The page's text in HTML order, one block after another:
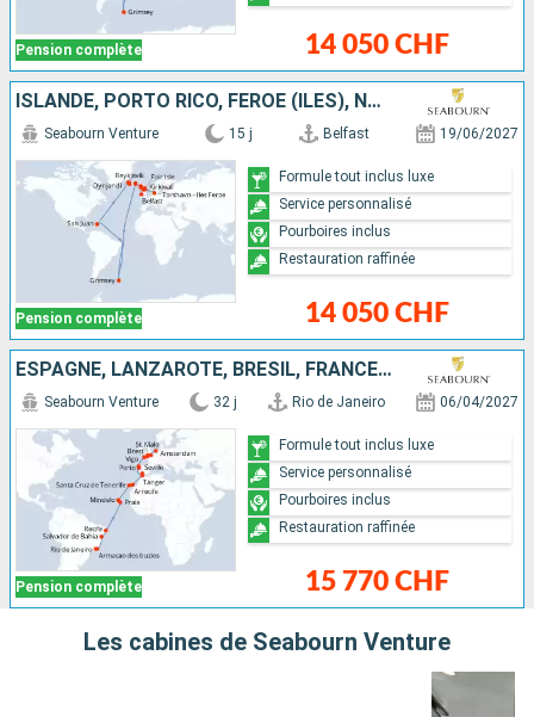
Pension complète 14 050 CHF
ISLANDE, PORTO RICO, FÉROÉ (ÎLES), NORVÈGE, ROYAUME-UNI, IRLANDE, DANEMARK
Pension complète
Seabourn Venture 15 j Belfast 19/06/2027
14 050 CHF
Formule tout inclus luxe
Service personnalisé
Pourboires inclus
Restauration raffinée
ESPAGNE, LANZAROTE, BRÉSIL, FRANCE, MAROC, TENERIFE, PORTUGAL, CAP-VERT, PAYS-BAS
Pension complète
Seabourn Venture 32 j Rio de Janeiro 06/04/2027
15 770 CHF
Formule tout inclus luxe
Service personnalisé
Pourboires inclus
Restauration raffinée
Les cabines de Seabourn Venture